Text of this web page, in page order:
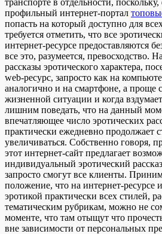
профильный интернет-портал
попасть на который доступно для
требуется отметить, что все
интернет-ресурсе предоставляются
все это, разумеется, превосходство.
рассказы эротического характера,
web-ресурс, запросто как на
аналогично и на смартфоне, а проще
жизненной ситуации и когда
лишним поведать, что на данный
впечатляющее число эротических
практически ежедневно продолжает
увеличиваться. Собственно говоря,
этот интернет-сайт предлагает
индивидуальный эротический
запросто смогут все клиенты.
положение, что на интернет-ресурсе
эротикой практически всех стилей,
тематическим рубрикам, можно не
моменте, что там отыщут что
вне зависимости от персональных